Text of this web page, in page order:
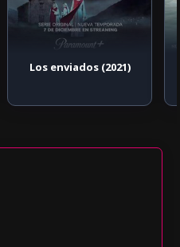
Los enviados (2021)